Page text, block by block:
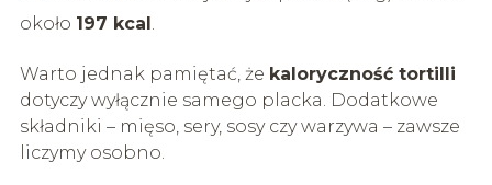
około 197 kcal.
Warto jednak pamiętać, że kaloryczność tortilli
dotyczy wyłącznie samego placka. Dodatkowe
składniki – mięso, sery, sosy czy warzywa – zawsze
liczymy osobno.